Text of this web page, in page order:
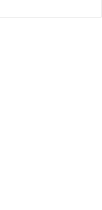
でぶつか